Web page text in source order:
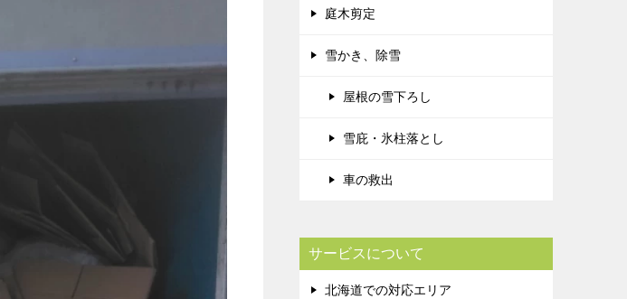
庭木剪定
雪かき、除雪
屋根の雪下ろし
雪庇・氷柱落とし
車の救出
サービスについて
北海道での対応エリア